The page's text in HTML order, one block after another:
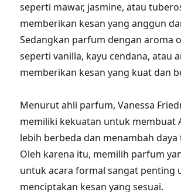
seperti mawar, jasmine, atau
memberikan kesan yang anggun
Sedangkan parfum dengan aroma
seperti vanilla, kayu cendana, atau
memberikan kesan yang kuat dan
Menurut ahli parfum, Vanessa
memiliki kekuatan untuk membuat
lebih berbeda dan menambah daya
Oleh karena itu, memilih parfum
untuk acara formal sangat penting
menciptakan kesan yang sesuai.